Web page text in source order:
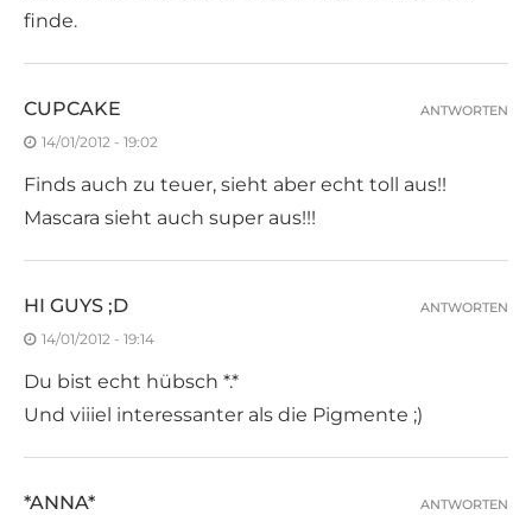
finde.
CUPCAKE
14/01/2012 - 19:02
Finds auch zu teuer, sieht aber echt toll aus!!
Mascara sieht auch super aus!!!
ANTWORTEN
HI GUYS ;D
14/01/2012 - 19:14
Du bist echt hübsch *.*
Und viiiel interessanter als die Pigmente ;)
ANTWORTEN
*ANNA* ANTWORTEN